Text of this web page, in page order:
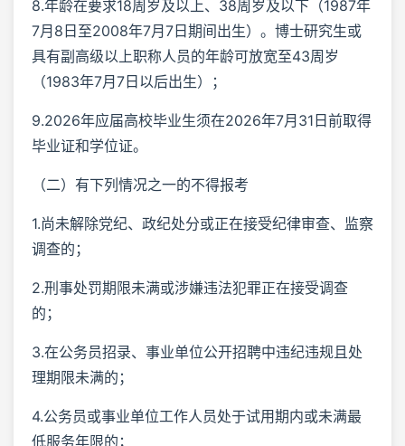
8.年龄在要求18周岁及以上、38周岁及以下（1987年
7月8日至2008年7月7日期间出生）。博士研究生或
具有副高级以上职称人员的年龄可放宽至43周岁
（1983年7月7日以后出生）；
9.2026年应届高校毕业生须在2026年7月31日前取得
毕业证和学位证。
（二）有下列情况之一的不得报考
1.尚未解除党纪、政纪处分或正在接受纪律审查、监察
调查的；
2.刑事处罚期限未满或涉嫌违法犯罪正在接受调查
的；
3.在公务员招录、事业单位公开招聘中违纪违规且处
理期限未满的；
4.公务员或事业单位工作人员处于试用期内或未满最
低服务年限的；